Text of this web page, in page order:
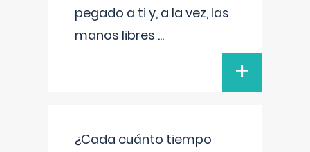
pegado a ti y, a la vez, las
manos libres ...
+
¿Cada cuánto tiempo